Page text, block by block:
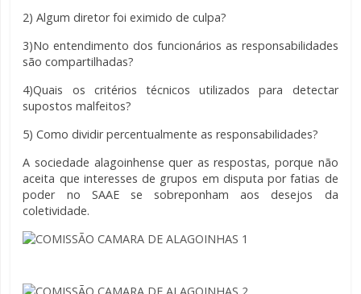
2) Algum diretor foi eximido de culpa?
3)No entendimento dos funcionários as responsabilidades
são compartilhadas?
4)Quais os critérios técnicos utilizados para detectar
supostos malfeitos?
5) Como dividir percentualmente as responsabilidades?
A sociedade alagoinhense quer as respostas, porque não
aceita que interesses de grupos em disputa por fatias de
poder no SAAE se sobreponham aos desejos da
coletividade.